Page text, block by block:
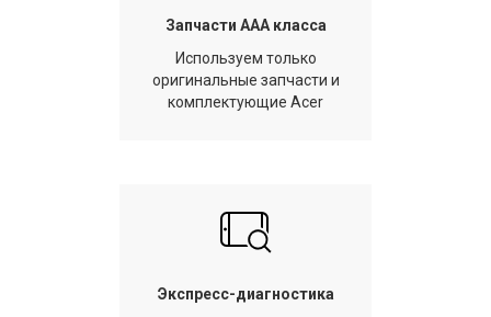
Запчасти AAA класса
Используем только
оригинальные запчасти и
комплектующие Acer
Экспресс-диагностика